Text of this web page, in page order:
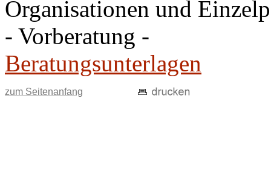
Organisationen und
- Vorberatung -
Beratungsunterlagen
zum Seitenanfang